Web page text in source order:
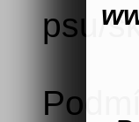
psu/